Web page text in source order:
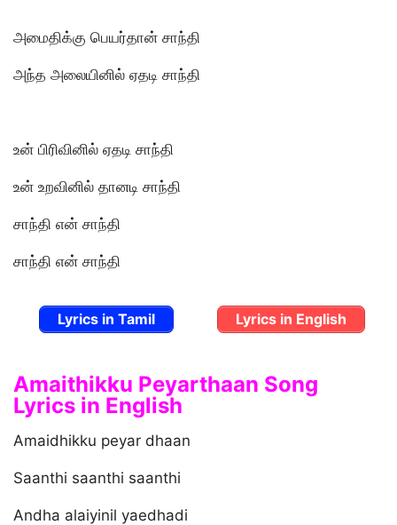
அமைதிக்கு பெயர்தான் சாந்தி
அந்த அலையினில் ஏதடி சாந்தி
உன் பிரிவினில் ஏதடி சாந்தி
உன் உறவினில் தானடி சாந்தி
சாந்தி என் சாந்தி
சாந்தி என் சாந்தி
Lyrics in Tamil Lyrics in English
Amaithikku Peyarthaan Song
Lyrics in English
Amaidhikku peyar dhaan
Saanthi saanthi saanthi
Andha alaiyinil yaedhadi